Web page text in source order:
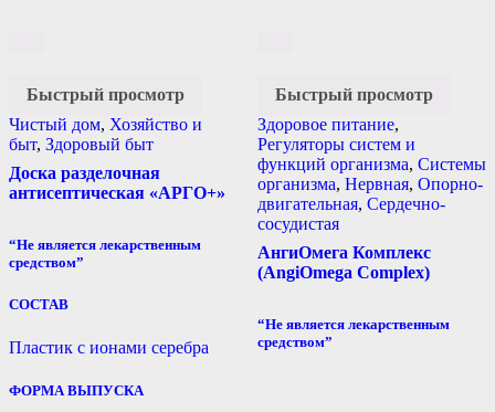
Быстрый просмотр
Чистый дом, Хозяйство и
быт, Здоровый быт
Доска разделочная
антисептическая «АРГО+»
“Не является лекарственным
средством”
СОСТАВ
Пластик с ионами серебра
ФОРМА ВЫПУСКА
Быстрый просмотр
Здоровое питание,
Регуляторы систем и
функций организма, Системы
организма, Нервная, Опорно-
двигательная, Сердечно-
сосудистая
АнгиОмега Комплекс
(AngiOmega Complex)
“Не является лекарственным
средством”